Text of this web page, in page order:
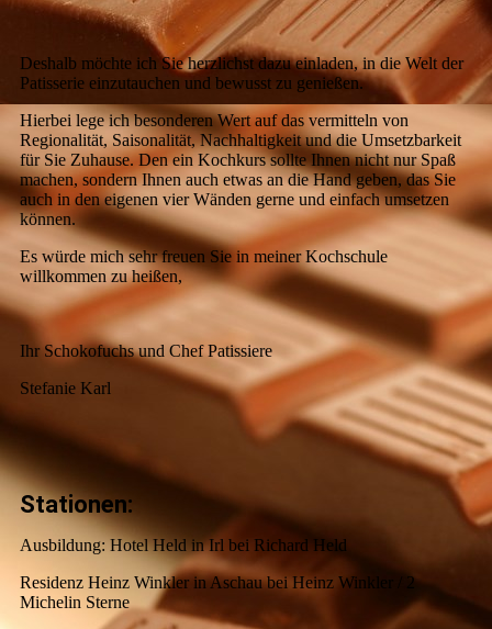
Deshalb möchte ich Sie herzlichst dazu einladen, in die Welt der
Patisserie einzutauchen und bewusst zu genießen.
Hierbei lege ich besonderen Wert auf das vermitteln von
Regionalität, Saisonalität, Nachhaltigkeit und die Umsetzbarkeit
für Sie Zuhause. Den ein Kochkurs sollte Ihnen nicht nur Spaß
machen, sondern Ihnen auch etwas an die Hand geben, das Sie
auch in den eigenen vier Wänden gerne und einfach umsetzen
können.
Es würde mich sehr freuen Sie in meiner Kochschule
willkommen zu heißen,
Ihr Schokofuchs und Chef Patissiere
Stefanie Karl
Stationen:
Ausbildung: Hotel Held in Irl bei Richard Held
Residenz Heinz Winkler in Aschau bei Heinz Winkler / 2
Michelin Sterne